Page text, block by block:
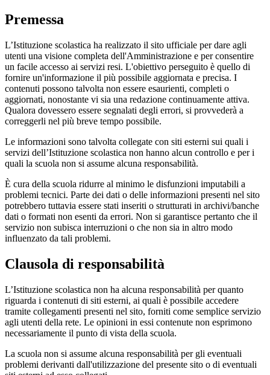
Premessa
L’Istituzione scolastica ha realizzato il sito ufficiale per dare agli
utenti una visione completa dell'Amministrazione e per consentire
un facile accesso ai servizi resi. L'obiettivo perseguito è quello di
fornire un'informazione il più possibile aggiornata e precisa. I
contenuti possono talvolta non essere esaurienti, completi o
aggiornati, nonostante vi sia una redazione continuamente attiva.
Qualora dovessero essere segnalati degli errori, si provvederà a
correggerli nel più breve tempo possibile.
Le informazioni sono talvolta collegate con siti esterni sui quali i
servizi dell’Istituzione scolastica non hanno alcun controllo e per i
quali la scuola non si assume alcuna responsabilità.
È cura della scuola ridurre al minimo le disfunzioni imputabili a
problemi tecnici. Parte dei dati o delle informazioni presenti nel sito
potrebbero tuttavia essere stati inseriti o strutturati in archivi/banche
dati o formati non esenti da errori. Non si garantisce pertanto che il
servizio non subisca interruzioni o che non sia in altro modo
influenzato da tali problemi.
Clausola di responsabilità
L’Istituzione scolastica non ha alcuna responsabilità per quanto
riguarda i contenuti di siti esterni, ai quali è possibile accedere
tramite collegamenti presenti nel sito, forniti come semplice servizio
agli utenti della rete. Le opinioni in essi contenute non esprimono
necessariamente il punto di vista della scuola.
La scuola non si assume alcuna responsabilità per gli eventuali
problemi derivanti dall'utilizzazione del presente sito o di eventuali